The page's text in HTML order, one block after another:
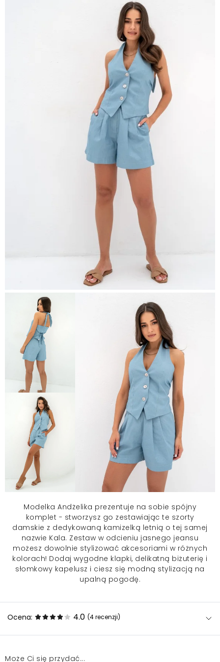
Modelka Andżelika prezentuje na sobie spójny
komplet - stworzysz go zestawiając te szorty
damskie z dedykowaną kamizelką letnią o tej samej
nazwie Kala. Zestaw w odcieniu jasnego jeansu
możesz dowolnie stylizować akcesoriami w różnych
kolorach! Dodaj wygodne klapki, delikatną biżuterię i
słomkowy kapelusz i ciesz się modną stylizacją na
upalną pogodę.
Ocena: 4.0 (4recenzji)
Może Ci się przydać...